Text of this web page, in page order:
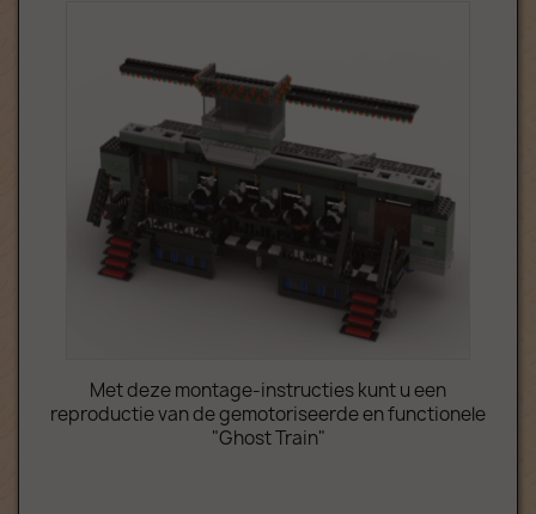
Met deze montage-instructies kunt u een
reproductie van de gemotoriseerde en functionele
"Ghost Train"